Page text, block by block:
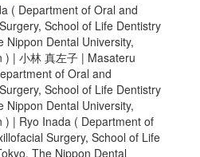
( Department of Oral and
School of Life Dentistry
Nippon Dental University,
) | 小林 真左子 | Masateru
of Oral and
School of Life Dentistry
Nippon Dental University,
) | Ryo Inada ( Department of
Surgery, School of Life
The Nippon Dental